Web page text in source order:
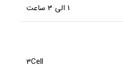
1 الی 3 ساعت
3Cell